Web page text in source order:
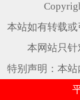
本站如有转载
本网站只针
特别声明：本站